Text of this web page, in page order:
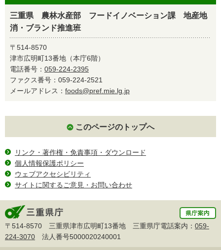
三重県 農林水産部 フードイノベーション課 地産地
消・ブランド推進班
〒514-8570
津市広明町13番地（本庁6階）
電話番号： 059-224-2395
ファクス番号：059-224-2521
メールアドレス： foods@pref.mie.lg.jp
このページのトップへ
リンク・著作権・免責事項・ダウンロード
個人情報保護ポリシー
ウェブアクセシビリティ
サイトに関するご意見・お問い合わせ
〒514-8570 三重県津市広明町13番地 三重県庁電話案内： 059-
224-3070 法人番号5000020240001